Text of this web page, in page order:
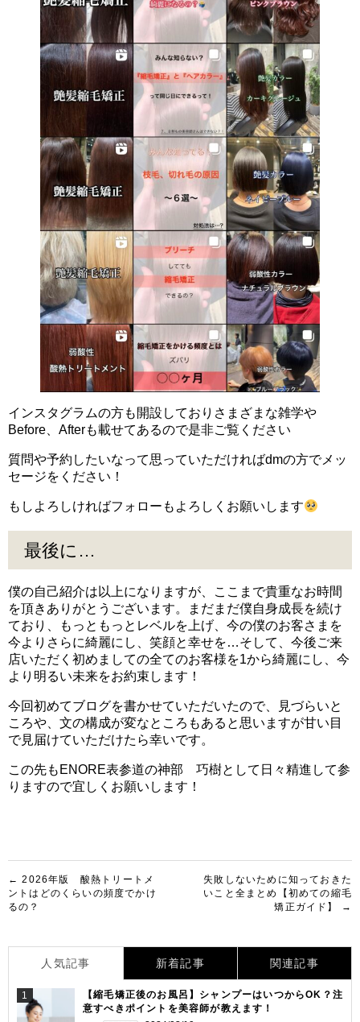
インスタグラムの方も開設しておりさまざまな雑学や
Before、Afterも載せてあるので是非ご覧ください
質問や予約したいなって思っていただければdmの方でメッ
セージをください！
もしよろしければフォローもよろしくお願いします
最後に…
僕の自己紹介は以上になりますが、ここまで貴重なお時間
を頂きありがとうございます。まだまだ僕自身成長を続け
ており、もっともっとレベルを上げ、今の僕のお客さまを
今よりさらに綺麗にし、笑顔と幸せを…そして、今後ご来
店いただく初めましての全てのお客様を1から綺麗にし、今
より明るい未来をお約束します！
今回初めてブログを書かせていただいたので、見づらいと
ころや、文の構成が変なところもあると思いますが甘い目
で見届けていただけたら幸いです。
この先もENORE表参道の神部 巧樹として日々精進して参
りますので宜しくお願いします！
投
稿
ー
← 2026年版 酸熱トリートメ
ントはどのくらいの頻度でかけ
るの？
失敗しないために知っておきた
いこと全まとめ【初めての縮毛
矯正ガイド】 →
人気記事 新着記事 関連記事
1
【縮毛矯正後のお風呂】シャンプーはいつからOK？注
意すべきポイントを美容師が教えます！